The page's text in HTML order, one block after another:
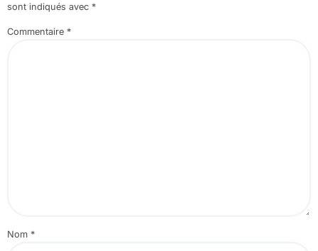
sont indiqués avec *
Commentaire *
Nom *